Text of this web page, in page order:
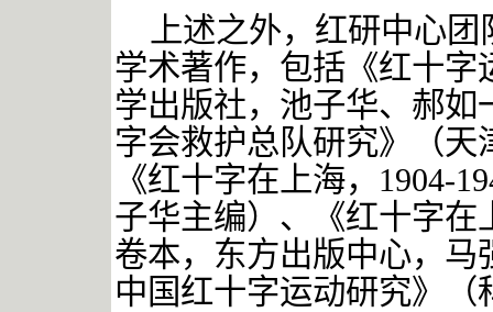
上述之外，红研中心
学术著作，包括《红十
学出版社，池子华、郝
字会救护总队研究》（
《红十字在上海， 1904-
子华主编）、《红十字在
卷本，东方出版中心，
中国红十字运动研究》